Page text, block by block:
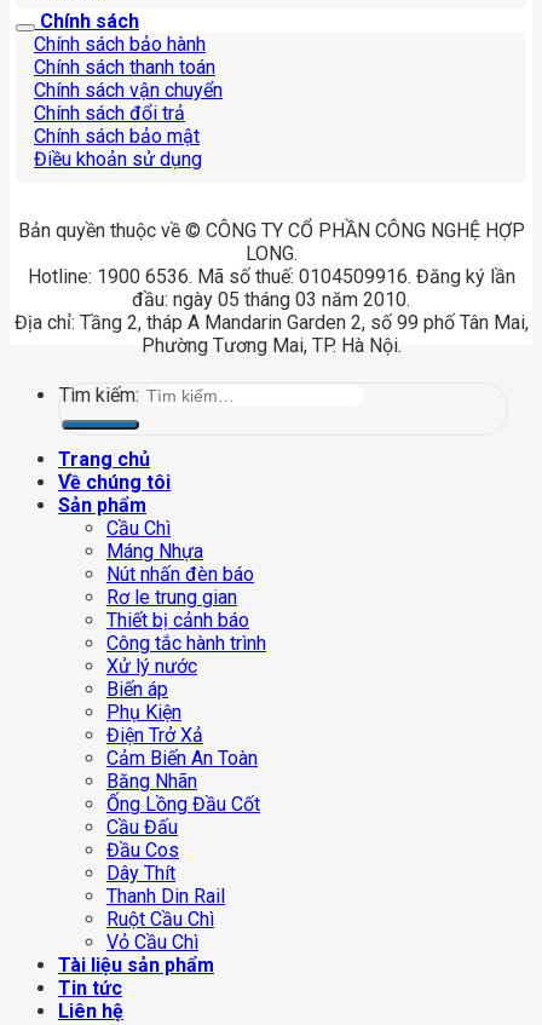
Chính sách
Chính sách bảo hành
Chính sách thanh toán
Chính sách vận chuyển
Chính sách đổi trả
Chính sách bảo mật
Điều khoản sử dụng
Bản quyền thuộc về © CÔNG TY CỔ PHẦN CÔNG NGHỆ HỢP
LONG.
Hotline: 1900 6536. Mã số thuế: 0104509916. Đăng ký lần
đầu: ngày 05 tháng 03 năm 2010.
Địa chỉ: Tầng 2, tháp A Mandarin Garden 2, số 99 phố Tân Mai,
Phường Tương Mai, TP. Hà Nội.
Tìm kiếm:
Trang chủ
Về chúng tôi
Sản phẩm
Cầu Chì
Máng Nhựa
Nút nhấn đèn báo
Rơ le trung gian
Thiết bị cảnh báo
Công tắc hành trình
Xử lý nước
Biến áp
Phụ Kiện
Điện Trở Xả
Cảm Biến An Toàn
Băng Nhãn
Ống Lồng Đầu Cốt
Cầu Đấu
Đầu Cos
Dây Thít
Thanh Din Rail
Ruột Cầu Chì
Vỏ Cầu Chì
Tài liệu sản phẩm
Tin tức
Liên hệ